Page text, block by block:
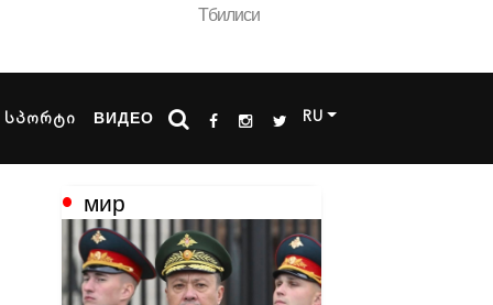
Тбилиси
სპორტი ВИДЕО RU
мир